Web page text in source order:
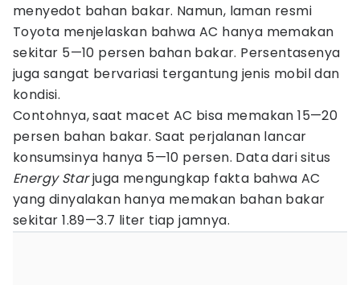
menyedot bahan bakar. Namun, laman resmi
Toyota menjelaskan bahwa AC hanya memakan
sekitar 5—10 persen bahan bakar. Persentasenya
juga sangat bervariasi tergantung jenis mobil dan
kondisi.
Contohnya, saat macet AC bisa memakan 15—20
persen bahan bakar. Saat perjalanan lancar
konsumsinya hanya 5—10 persen. Data dari situs
Energy Starjuga mengungkap fakta bahwa AC
yang dinyalakan hanya memakan bahan bakar
sekitar 1.89—3.7 liter tiap jamnya.